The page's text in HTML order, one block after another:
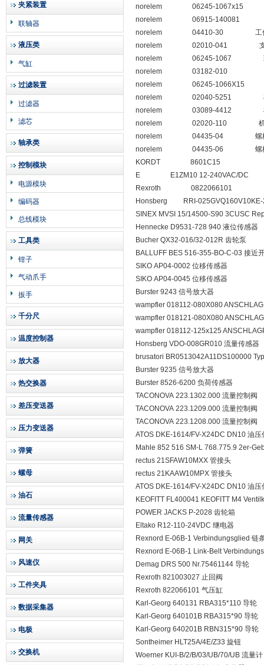
夹紧装置
联轴器
液压类
气缸
过滤装置
过滤器
滤芯
轴承类
控制模块
电源模块
编码器
总线模块
工具类
钳子
气动爪手
扳手
千分尺
温度控制器
放大器
热交换器
差压变送器
压力变送器
弹簧
螺母
油石
流量传感器
网关
风速仪
工件夹具
数据采集器
电极
交换机
norelem 06245-1067x15
norelem 06915-140081
norelem 04410-30 工件
norelem 02010-041 支
norelem 06245-1067 球
norelem 03182-010
norelem 06245-1066X15
norelem 02040-5251 机
norelem 03089-4412 机
norelem 02020-110 机床零
norelem 04435-04 螺
norelem 04435-06 螺
KORDT 8601C15 角
E E1ZM10 12-240VAC/DC
Rexroth 0822066101 气
Honsberg RRI-025GVQ160V10KE-
SINEX MVSI 15/14500-S90 3CUSC
Hennecke D9531-728 940 液位传感器
Bucher QX32-016/32-012R 齿轮泵
BALLUFF BES 516-355-BO-C-03 接近
SIKO AP04-0002 位移传感器
SIKO AP04-0045 位移传感器
Burster 9243 信号放大器
wampfler 018112-080X080
wampfler 018121-080X080
wampfler 018112-125x125
Honsberg VDO-008GR010 流量传感器
brusatori BR0513042A11DS100000
Burster 9235 信号放大器
Burster 8526-6200 负荷传感器
TACONOVA 223.1302.000 流量控制阀
TACONOVA 223.1209.000 流量控制阀
TACONOVA 223.1208.000 流量控制阀
ATOS DKE-1614/FV-X24DC DN10 油压
Mahle 852 516 SM-L 768.775.9 2er-
rectus 21SFAW10MXX 管接头
rectus 21KAAW10MPX 管接头
ATOS DKE-1614/FV-X24DC DN10 油压
KEOFITT FL400041 KEOFITT M4
POWER JACKS P-2028 齿轮箱
Eltako R12-110-24VDC 继电器
Rexnord E-06B-1 Verbindungsglied 链
Rexnord E-06B-1 Link-Belt
Demag DRS 500 Nr.75461144 导轮
Rexroth 821003027 止回阀
Rexroth 822066101 气压缸
Karl-Georg 640131 RBA315*110 导轮
Karl-Georg 640101B RBA315*90 导轮
Karl-Georg 640201B RBN315*90 导轮
Sontheimer HLT25A/4E/Z33 旋钮
Woerner KUI-B/2/B/03/UB/70/UB 流量计